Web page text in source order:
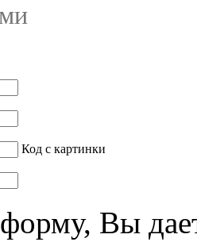
Код с картинки
Вы